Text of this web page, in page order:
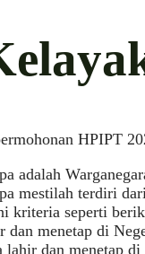
HPIPT
adalah
mestilah terdiri
kriteria seperti
dan menetap di
lahir dan menetap di